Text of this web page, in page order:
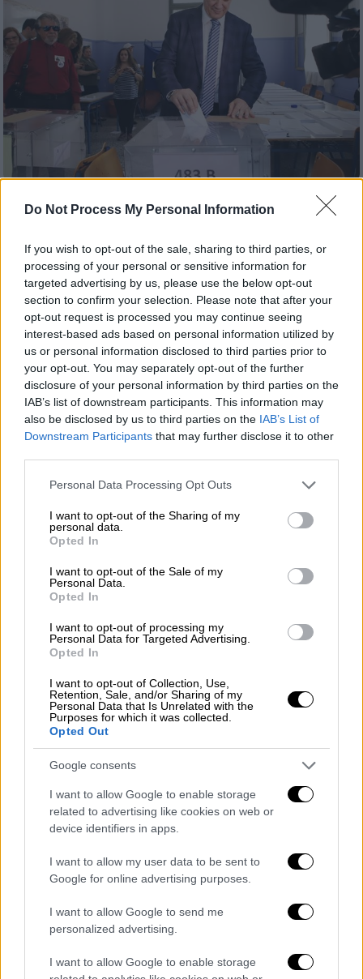
Do Not Process My Personal Information
If you wish to opt-out of the sale, sharing to third parties, or
processing of your personal or sensitive information for
targeted advertising by us, please use the below opt-out
section to confirm your selection. Please note that after your
opt-out request is processed you may continue seeing
interest-based ads based on personal information utilized by
us or personal information disclosed to third parties prior to
your opt-out. You may separately opt-out of the further
disclosure of your personal information by third parties on the
IAB’s list of downstream participants. This information may
also be disclosed by us to third parties on the IAB’s List of
Downstream Participants that may further disclose it to other
Please note that this website/app uses one or more Google
not limited to your visit or usage behaviour. You may click to
grant or deny consent to Google and its third-party tags to
use your data for below specified purposes in below Google
consent section.
Personal Data Processing Opt Outs
I want to opt-out of the Sharing of my
personal data.
Opted In
I want to opt-out of the Sale of my
Personal Data.
Opted In
I want to opt-out of processing my
Personal Data for Targeted Advertising.
Opted In
I want to opt-out of Collection, Use,
Retention, Sale, and/or Sharing of my
Personal Data that Is Unrelated with the
Purposes for which it was collected.
Opted Out
Google consents
I want to allow Google to enable storage
related to advertising like cookies on web or
device identifiers in apps.
I want to allow my user data to be sent to
Google for online advertising purposes.
I want to allow Google to send me
personalized advertising.
I want to allow Google to enable storage
Ελλάδα|28.05.2019 13:52
επανακαταμέτρηση θα ζητήσει ο
Ορφανος
Τι δήλωσαν για την καθυστέρηση Νίκος
Ταχιάος και Γιώργος Ορφανός- Που
οφείλεται η καθυστέρηση
Πολιτική|27.05.2019 07:23
Εκλογές 2019: Θρίλερ στη Θεσσαλονίκη,
πέρασε 2ος ξανά ο Ζέρβας
τον Κωνσταντίνο Ζέρβα να παίρνει ξανά
κεφάλι για τη 2η θέση